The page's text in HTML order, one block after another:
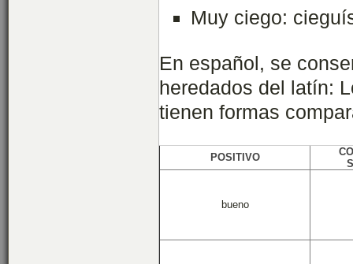
Muy ciego:
En español, se
heredados del latín:
tienen formas
POSITIVO
bueno